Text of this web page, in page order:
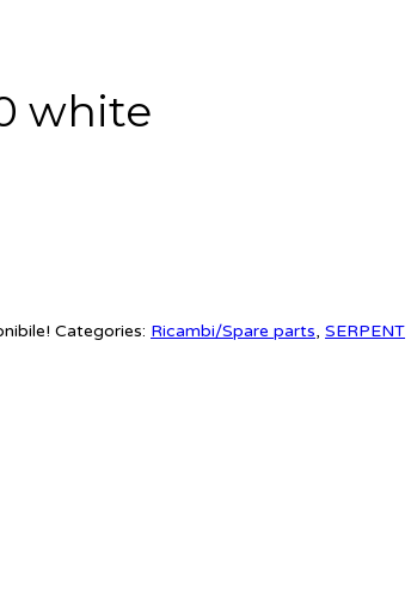
white
Categories: Ricambi/Spare parts, SERPENT